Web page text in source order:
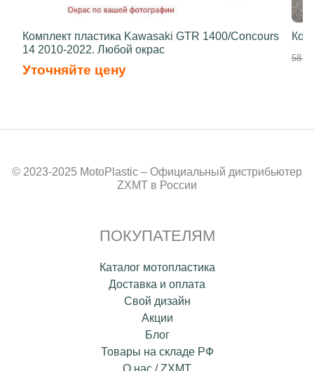
Комплект пластика Kawasaki GTR 1400/Concours
14 2010-2022. Любой окрас
Уточняйте цену
58
© 2023-2025 MotoPlastic – Официальный дистрибьютер
ZXMT в России
ПОКУПАТЕЛЯМ
Каталог мотопластика
Доставка и оплата
Свой дизайн
Акции
Блог
Товары на складе РФ
О нас / ZXMT